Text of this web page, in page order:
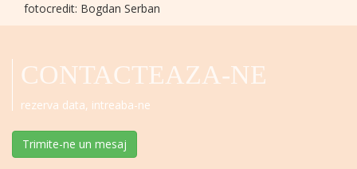
fotocredit: Bogdan Serban
CONTACTEAZA-NE
rezerva data, intreaba-ne
Trimite-ne un mesaj